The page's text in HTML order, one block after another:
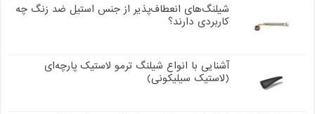
شیلنگ‌های انعطاف‌پذیر از جنس استیل ضد زنگ چه
کاربردی دارند؟
آشنایی با انواع شیلنگ ترمو لاستیک پارچه‌ای
(لاستیک سیلیکونی)